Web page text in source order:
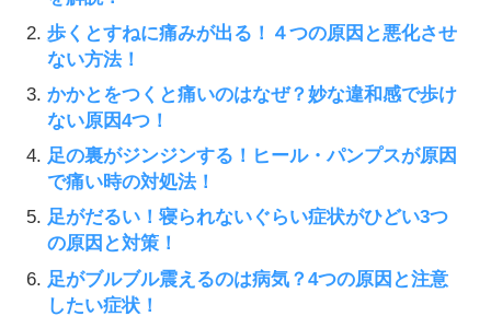
歩くとすねに痛みが出る！４つの原因と悪化させ
ない方法！
かかとをつくと痛いのはなぜ？妙な違和感で歩け
ない原因4つ！
足の裏がジンジンする！ヒール・パンプスが原因
で痛い時の対処法！
足がだるい！寝られないぐらい症状がひどい3つ
の原因と対策！
足がブルブル震えるのは病気？4つの原因と注意
したい症状！